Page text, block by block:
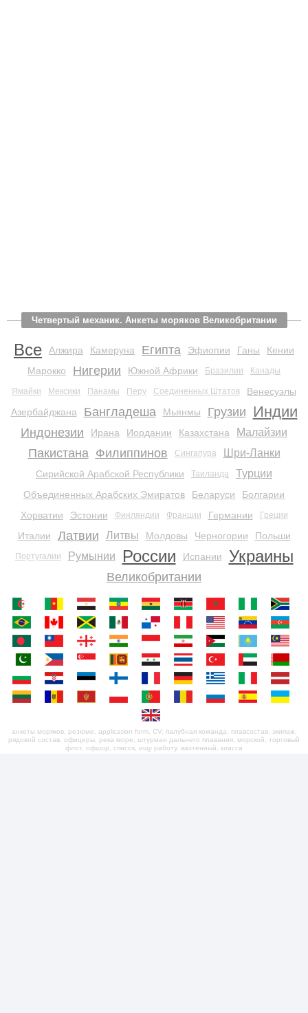
Четвертый механик. Анкеты моряков Великобритании
Все Алжира Камеруна Египта Эфиопии Ганы
Кении
Марокко
Нигерии Южной Африки Бразилии Канады
Ямайки Мексики Панамы Перу Соединенных Штатов
Венесуэлы
Азербайджана
Бангладеша Мьянмы Грузии Индии
Индонезии Ирана Иордании Казахстана Малайзии
Пакистана Филиппинов Сингапура Шри-Ланки
Сирийской Арабской Республики Таиланда Турции
Объединенных Арабских Эмиратов Беларуси
Болгарии
Хорватии
Эстонии Финляндии Франции Германии Греции
Италии Латвии Литвы Молдовы Черногории Польши
Португалии Румынии России Испании Украины
Великобритании
анкеты моряков, резюме, application form, CV, палубная команда, плавсостав, экипаж,
рядовой состав, офицеры, река море, штурман дальнего плавания, морской, торговый
флот, офшор, список, ищу работу, вахтенный, класса